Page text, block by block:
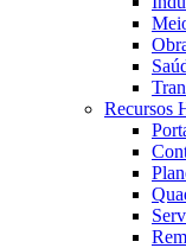
Recursos